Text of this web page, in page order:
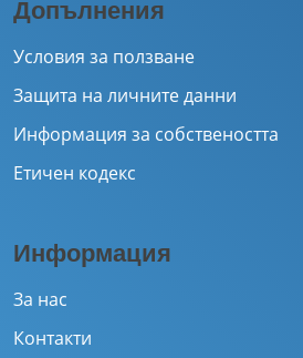
Допълнения
Условия за ползване
Защита на личните данни
Информация за собствеността
Етичен кодекс
Информация
За нас
Контакти